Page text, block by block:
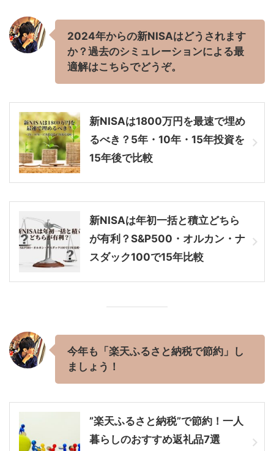
2024年からの新NISAはどうされます
か？過去のシミュレーションによる最
適解はこちらでどうぞ。
新NISAは1800万円を最速で埋め
るべき？5年・10年・15年投資を
15年後で比較
新NISAは年初一括と積立どちら
が有利？S&P500・オルカン・ナ
スダック100で15年比較
今年も「楽天ふるさと納税で節約」し
ましょう！
”楽天ふるさと納税”で節約！一人
暮らしのおすすめ返礼品7選